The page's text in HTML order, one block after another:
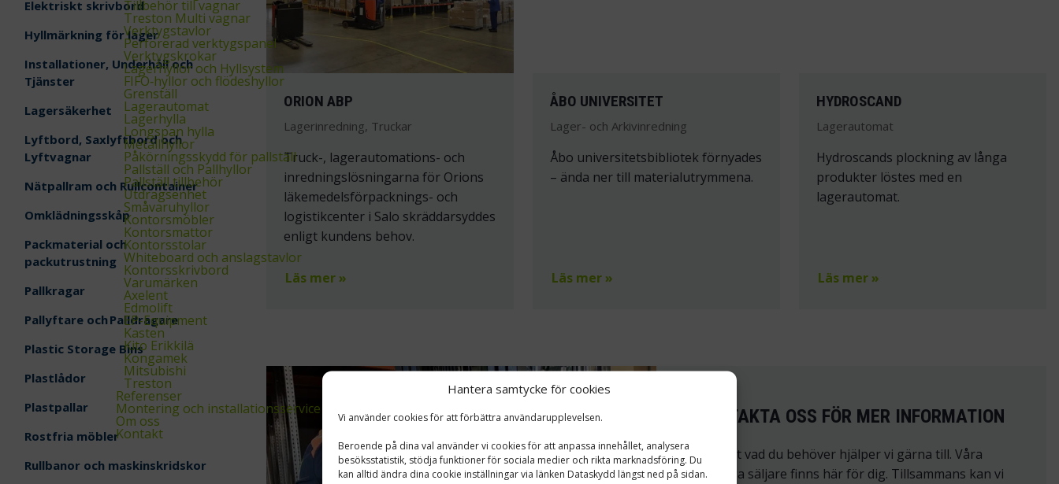
Hantera samtycke för cookies
Vi använder cookies för att förbättra användarupplevelsen.
Beroende på dina val använder vi cookies för att anpassa innehållet, analysera
besöksstatistik, stödja funktioner för sociala medier och rikta marknadsföring. Du
kan alltid ändra dina cookie inställningar via länken Dataskydd längst ned på sidan.
Tillbehör till vagnar
Treston Multi vagnar
Verktygstavlor
Perforerad verktygspanel
Verktygskrokar
Lagerhyllor och Hyllsystem
FIFO‑hyllor och flödeshyllor
Grenställ
Lagerautomat
Lagerhylla
Longspan hylla
Metallhyllor
Påkörningsskydd för pallställ
Pallställ och Pallhyllor
Pallställ tillbehör
Utdragsenhet
Småvaruhyllor
Kontorsmöbler
Kontorsmattor
Kontorsstolar
Whiteboard och anslagstavlor
Kontorsskrivbord
Varumärken
Axelent
Edmolift
EP-Equipment
Kasten
Kito Erikkilä
Kongamek
Mitsubishi
Treston
Referenser
Montering och installationsservice
Om oss
Kontakt
Elektriskt skrivbord
Hyllmärkning för lager
Installationer, Underhåll och
Tjänster
Lagersäkerhet
Lyftbord, Saxlyftbord och
Lyftvagnar
Nätpallram och Rullcontainer
Omklädningsskåp
Packmaterial och
packutrustning
Pallkragar
Pallyftare och Palldragare
Plastic Storage Bins
Plastlådor
Plastpallar
Rostfria möbler
Rullbanor och maskinskridskor
ORION ABP
Lagerinredning, Truckar
Truck-, lagerautomations- och
inredningslösningarna för Orions
läkemedelsförpacknings- och
logistikcenter i Salo skräddarsyddes
enligt kundens behov.
Läs mer »
ÅBO UNIVERSITET
Lager- och Arkivinredning
Åbo universitetsbibliotek förnyades
– ända ner till materialutrymmena.
Läs mer »
HYDROSCAND
Lagerautomat
Hydroscands plockning av långa
produkter löstes med en
lagerautomat.
Läs mer »
KONTAKTA OSS FÖR MER INFORMATION
Oavsett vad du behöver hjälper vi gärna till. Våra
kunniga säljare finns här för dig. Tillsammans kan vi